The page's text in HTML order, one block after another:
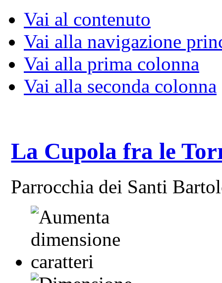
Vai al contenuto
Vai alla navigazione
Vai alla prima colonna
Vai alla seconda colonna
La Cupola fra le
Parrocchia dei Santi